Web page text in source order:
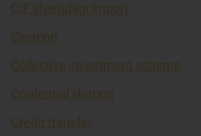
CIF shartidagi import
Clearing
Collective investment scheme
Credential sharing
Credit transfer